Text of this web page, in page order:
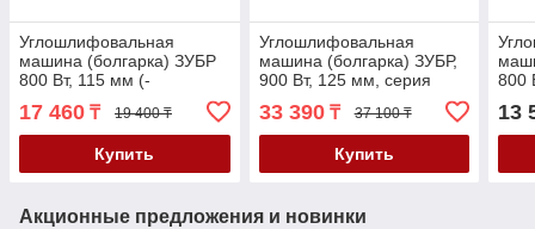
Углошлифовальная
машина (болгарка) ЗУБР
800 Вт, 115 мм (-
УШМ-115-805)
17 460 ₸ 19 400 ₸
Купить
Углошлифовальная
машина (болгарка) ЗУБР,
900 Вт, 125 мм, серия
"Профессионал" (УШМ-
П125-900)
33 390₸ 37 100 ₸
Купить
800
13
Акционные предложения и новинки